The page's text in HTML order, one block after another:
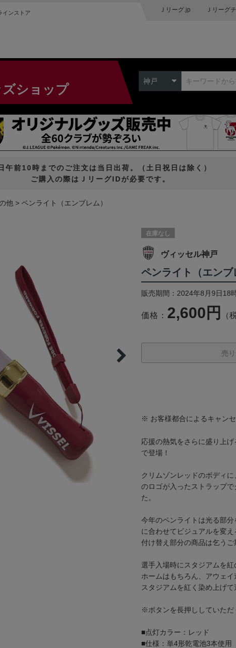
インストア Ｊリーグ.jp Ｊリーグ
ショップ
神戸
午前10時までのご注文は当日出荷。（土日祝日は除く）
ご購入の際はＪリーグIDが必要です。
他 ペンライト（エンブレム）
在庫なし
ヴィッセル神戸
ペンライト（エンブ
販売期間：2024年8月9日18
価格： 2,600円 （
売
※ お客様都合によるキャンセ
応援の熱気をさらに盛り上
で登場！
クリムゾンレッドのボディに
のロゴが入ったストラップ
た。
今年のペンライトは光る部
に合わせてビジュアルを変え
付け替え部分の商品は乞う
選手入場時にスタジアムを
ホームはもちろん、アウェイ
スタジアムを紅く染め上げ
※ボタンを長押ししていただ
■点灯カラー：レッド
■仕様：単4形乾電池3本使用